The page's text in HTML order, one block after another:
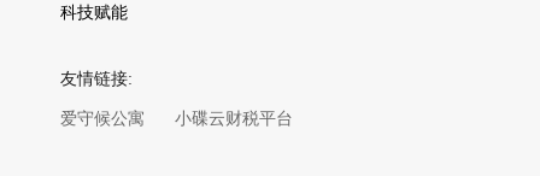
科技赋能
友情链接:
爱守候公寓 小碟云财税平台